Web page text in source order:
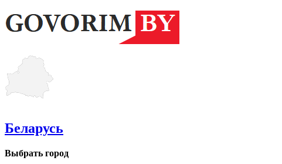
Беларусь
Выбрать город